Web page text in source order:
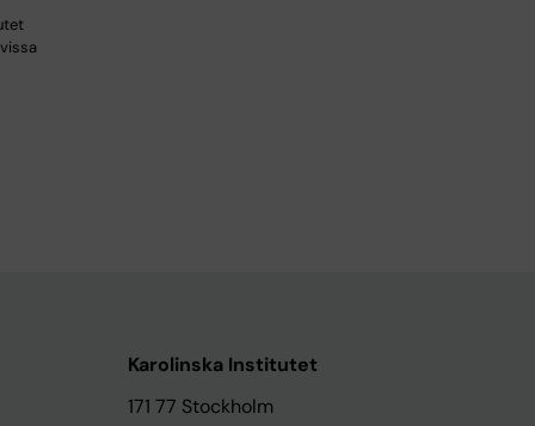
Karolinska Institutet
171 77 Stockholm